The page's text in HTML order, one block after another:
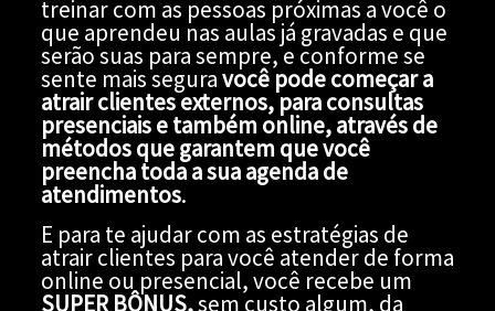
treinar com as pessoas próximas a você o
que aprendeu nas aulas já gravadas e que
serão suas para sempre, e conforme se
sente mais seguravocê pode começar a
atrair clientes externos, para consultas
presenciais e também online, através de
métodos que garantem que você
preencha toda a sua agenda de
atendimentos.
E para te ajudar com as estratégias de
atrair clientes para você atender de forma
online ou presencial, você recebe um
SUPER BÔNUS,sem custo algum, da